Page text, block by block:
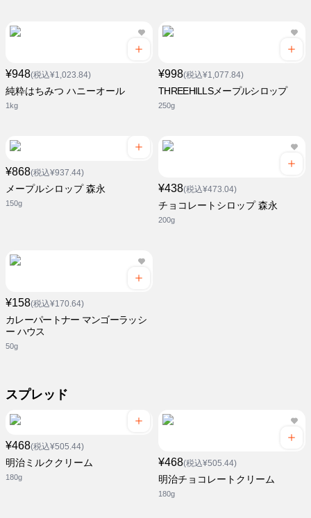
¥948(税込¥1,023.84)
純粋はちみつ ハニーオール
1kg
¥998(税込¥1,077.84)
THREEHILLSメープルシロップ
250g
¥868(税込¥937.44)
メープルシロップ 森永
150g
¥438(税込¥473.04)
チョコレートシロップ 森永
200g
¥158(税込¥170.64)
カレーパートナー マンゴーラッシ
ー ハウス
50g
スプレッド
¥468(税込¥505.44)
明治ミルククリーム
180g
¥468(税込¥505.44)
明治チョコレートクリーム
180g